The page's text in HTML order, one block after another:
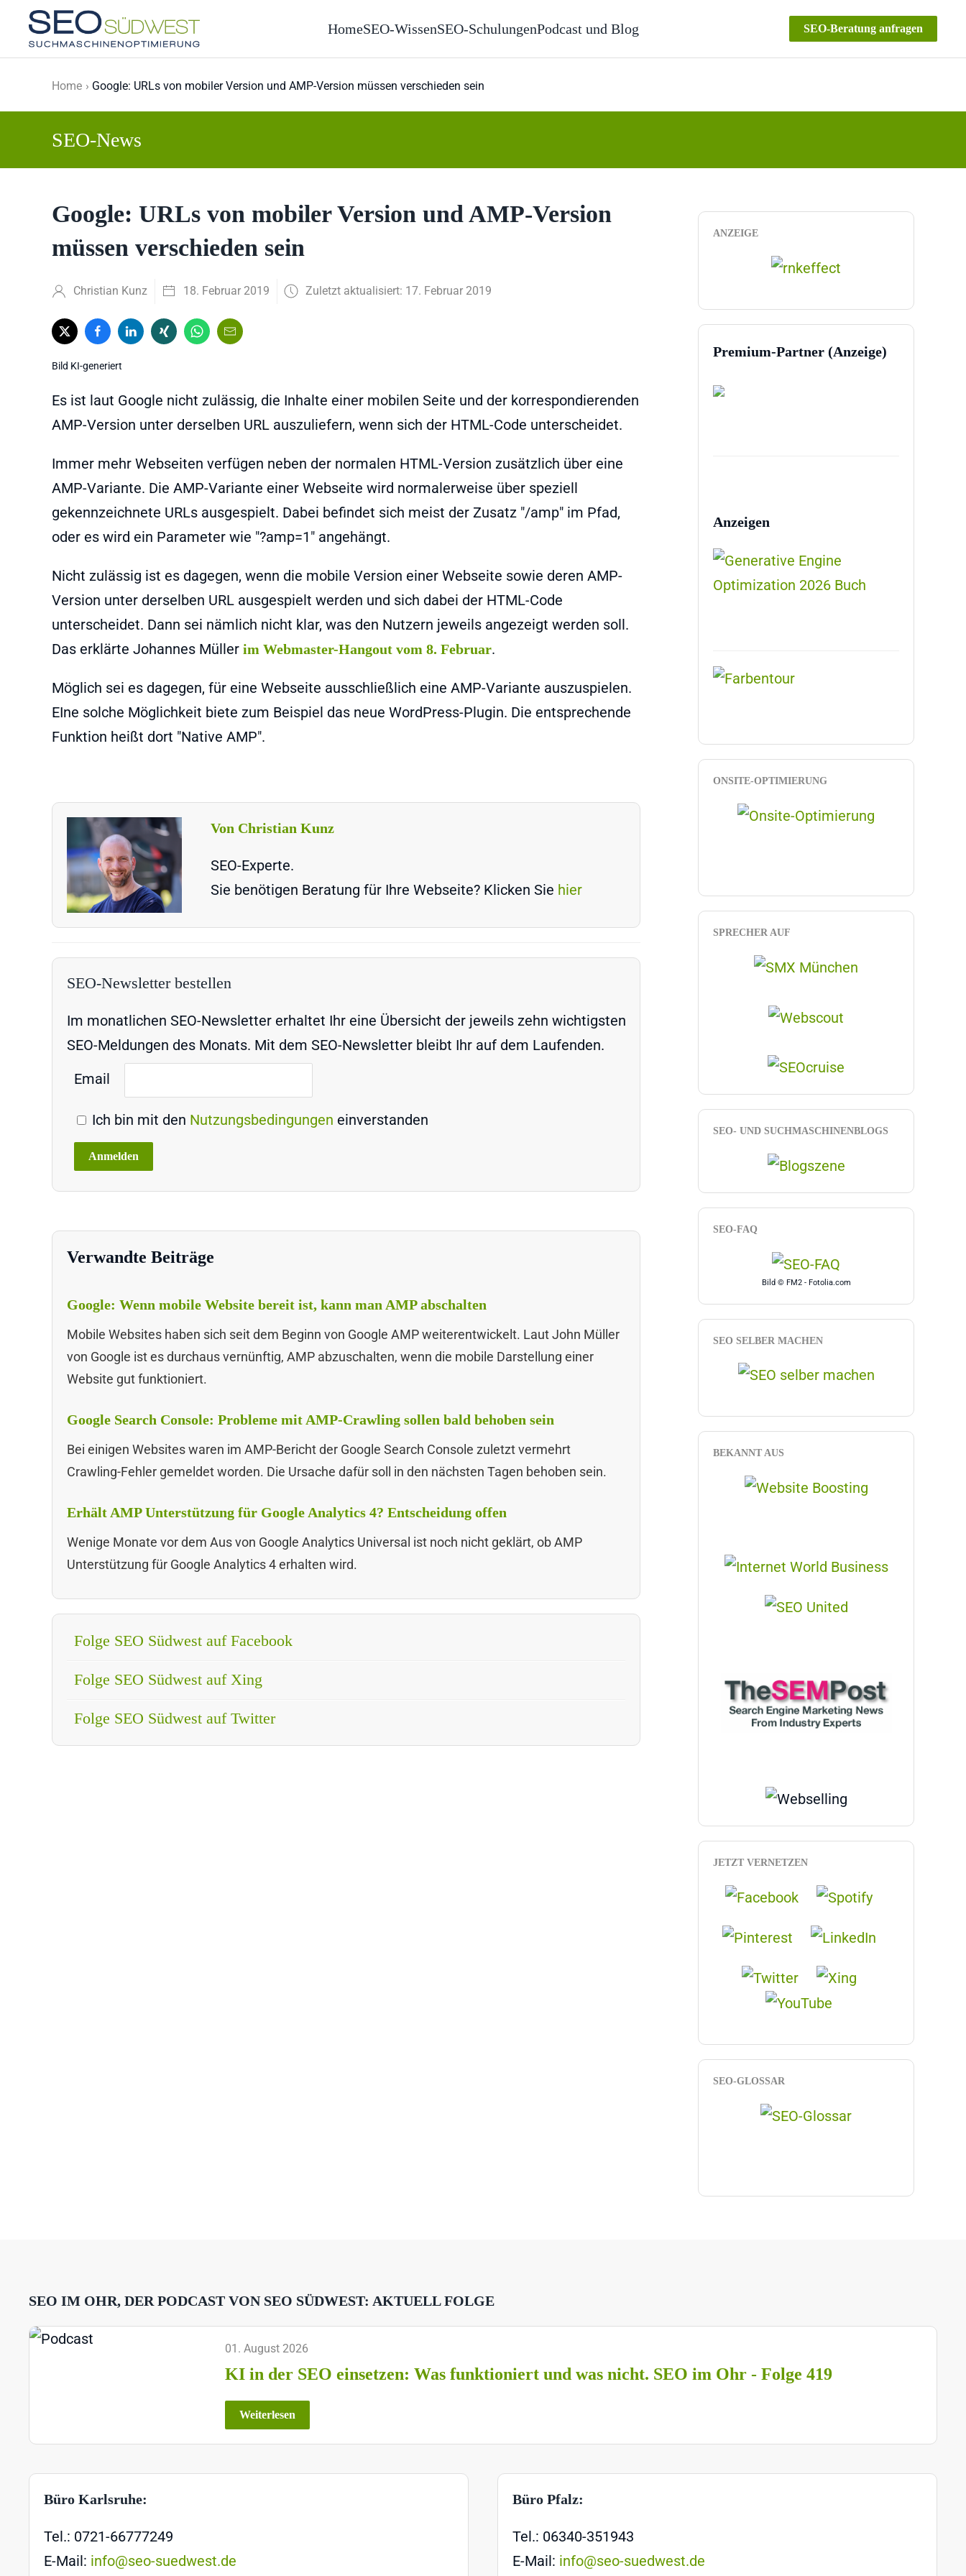
Skip to main content
HomeSEO-WissenSEO-SchulungenPodcast und Blog SEO-Beratung anfragen
Home Google: URLs von mobiler Version und AMP-Version müssen verschieden sein
SEO-News
Google: URLs von mobiler Version und AMP-Version
müssen verschieden sein
Christian Kunz 18. Februar 2019 Zuletzt aktualisiert: 17. Februar 2019
Bild KI-generiert
Es ist laut Google nicht zulässig, die Inhalte einer mobilen Seite und der korrespondierenden
AMP-Version unter derselben URL auszuliefern, wenn sich der HTML-Code unterscheidet.
Immer mehr Webseiten verfügen neben der normalen HTML-Version zusätzlich über eine
AMP-Variante. Die AMP-Variante einer Webseite wird normalerweise über speziell
gekennzeichnete URLs ausgespielt. Dabei befindet sich meist der Zusatz "/amp" im Pfad,
oder es wird ein Parameter wie "?amp=1" angehängt.
Nicht zulässig ist es dagegen, wenn die mobile Version einer Webseite sowie deren AMP-
Version unter derselben URL ausgespielt werden und sich dabei der HTML-Code
unterscheidet. Dann sei nämlich nicht klar, was den Nutzern jeweils angezeigt werden soll.
Das erklärte Johannes Müller im Webmaster-Hangout vom 8. Februar.
Möglich sei es dagegen, für eine Webseite ausschließlich eine AMP-Variante auszuspielen.
EIne solche Möglichkeit biete zum Beispiel das neue WordPress-Plugin. Die entsprechende
Funktion heißt dort "Native AMP".
Von Christian Kunz
SEO-Experte.
Sie benötigen Beratung für Ihre Webseite? Klicken Sie hier
SEO-Newsletter bestellen
Im monatlichen SEO-Newsletter erhaltet Ihr eine Übersicht der jeweils zehn wichtigsten
SEO-Meldungen des Monats. Mit dem SEO-Newsletter bleibt Ihr auf dem Laufenden.
Email
Ich bin mit den Nutzungsbedingungen einverstanden
Verwandte Beiträge
Google: Wenn mobile Website bereit ist, kann man AMP abschalten
Mobile Websites haben sich seit dem Beginn von Google AMP weiterentwickelt. Laut John Müller
von Google ist es durchaus vernünftig, AMP abzuschalten, wenn die mobile Darstellung einer
Website gut funktioniert.
Google Search Console: Probleme mit AMP-Crawling sollen bald behoben sein
Bei einigen Websites waren im AMP-Bericht der Google Search Console zuletzt vermehrt
Crawling-Fehler gemeldet worden. Die Ursache dafür soll in den nächsten Tagen behoben sein.
Erhält AMP Unterstützung für Google Analytics 4? Entscheidung offen
Wenige Monate vor dem Aus von Google Analytics Universal ist noch nicht geklärt, ob AMP
Unterstützung für Google Analytics 4 erhalten wird.
Folge SEO Südwest auf Facebook
Folge SEO Südwest auf Xing
Folge SEO Südwest auf Twitter
ANZEIGE
Premium-Partner (Anzeige)
Anzeigen
ONSITE-OPTIMIERUNG
SPRECHER AUF
SEO- UND SUCHMASCHINENBLOGS
SEO-FAQ
Bild © FM2 - Fotolia.com
SEO SELBER MACHEN
BEKANNT AUS
JETZT VERNETZEN
SEO-GLOSSAR
SEO IM OHR, DER PODCAST VON SEO SÜDWEST: AKTUELL FOLGE
01. August 2026
KI in der SEO einsetzen: Was funktioniert und was nicht. SEO im Ohr - Folge 419
Weiterlesen
Büro Karlsruhe:
Tel.: 0721-66777249
E-Mail: info@seo-suedwest.de
Büro Pfalz:
Tel.: 06340-351943
E-Mail: info@seo-suedwest.de